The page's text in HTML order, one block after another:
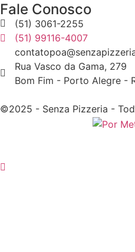
Fale Conosco
(51) 3061-2255
(51) 99116-4007
Rua Vasco da Gama, 279
Bom Fim - Porto Alegre -
©2025 - Senza Pizzeria -